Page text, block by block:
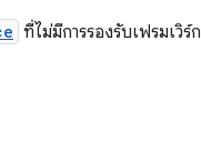
ที่ไม่มีการรองรับเฟรมเวิร์ก